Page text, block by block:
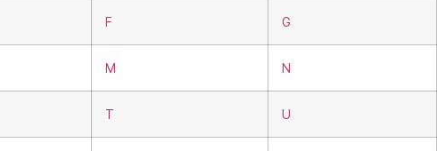
F G
M N
T U